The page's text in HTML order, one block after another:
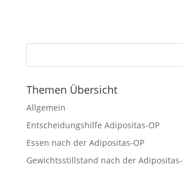
Themen Übersicht
Allgemein
Entscheidungshilfe Adipositas-OP
Essen nach der Adipositas-OP
Gewichtsstillstand nach der Adipositas-